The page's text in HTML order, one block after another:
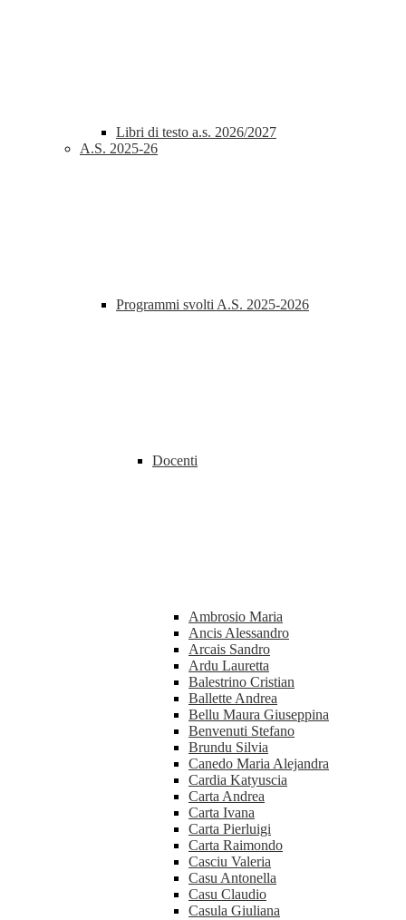
Libri di testo a.s. 2026/2027
A.S. 2025-26
Programmi svolti A.S. 2025-2026
Docenti
Ambrosio Maria
Ancis Alessandro
Arcais Sandro
Ardu Lauretta
Balestrino Cristian
Ballette Andrea
Bellu Maura Giuseppina
Benvenuti Stefano
Brundu Silvia
Canedo Maria Alejandra
Cardia Katyuscia
Carta Andrea
Carta Ivana
Carta Pierluigi
Carta Raimondo
Casciu Valeria
Casu Antonella
Casu Claudio
Casula Giuliana